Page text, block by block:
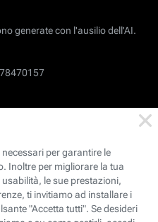
generate con l'ausilio dell'AI.